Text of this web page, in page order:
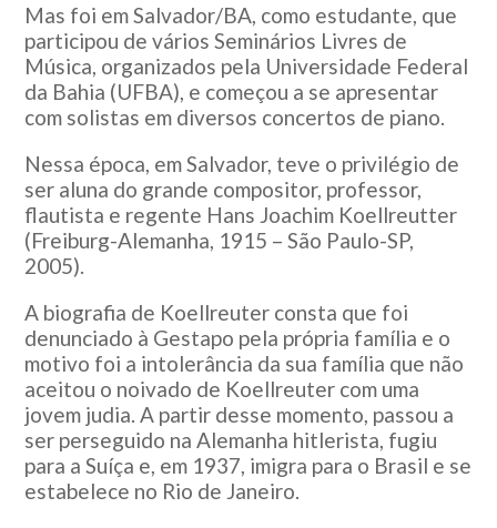
Mas foi em Salvador/BA, como estudante, que
participou de vários Seminários Livres de
Música, organizados pela Universidade Federal
da Bahia (UFBA), e começou a se apresentar
com solistas em diversos concertos de piano.
Nessa época, em Salvador, teve o privilégio de
ser aluna do grande compositor, professor,
flautista e regente Hans Joachim Koellreutter
(Freiburg-Alemanha, 1915 – São Paulo-SP,
2005).
A biografia de Koellreuter consta que foi
denunciado à Gestapo pela própria família e o
motivo foi a intolerância da sua família que não
aceitou o noivado de Koellreuter com uma
jovem judia. A partir desse momento, passou a
ser perseguido na Alemanha hitlerista, fugiu
para a Suíça e, em 1937, imigra para o Brasil e se
estabelece no Rio de Janeiro.